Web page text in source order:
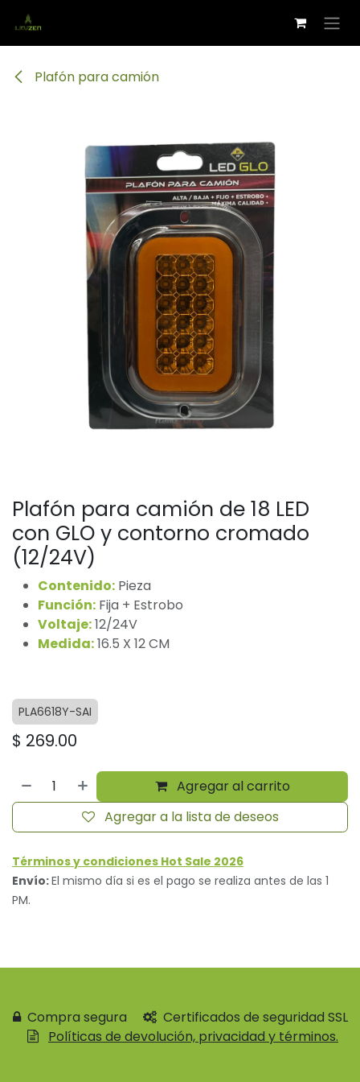
Plafón para camión
Plafón para camión de 18 LED
con GLO y contorno cromado
(12/24V)
Contenido: Pieza
Función: Fija + Estrobo
Voltaje:12/24V
Medida:16.5 X 12 CM
PLA6618Y-SAI
$ 269.00
Agregar al carrito
Agregar a la lista de deseos
Términos y condiciones Hot Sale 2026
Envío:El mismo día si es el pago se realiza antes de las 1
PM.
Compra segura
Certificados de seguridad SSL
Políticas de devolución, privacidad y términos.